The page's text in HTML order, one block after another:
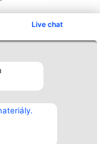
Live chat
Kontakt